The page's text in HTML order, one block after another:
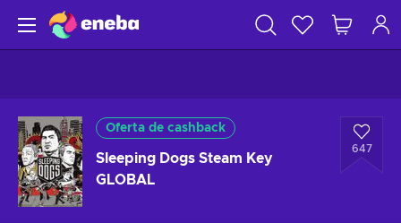
Oferta de cashback
Sleeping Dogs Steam Key
GLOBAL
647